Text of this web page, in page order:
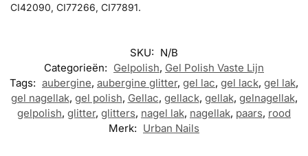
CI42090, CI77266, CI77891.
SKU: N/B
Categorieën: Gelpolish, Gel Polish Vaste Lijn
Tags: aubergine, aubergine glitter, gel lac, gel lack, gel lak,
gel nagellak, gel polish, Gellac, gellack, gellak, gelnagellak,
gelpolish, glitter, glitters, nagel lak, nagellak, paars, rood
Merk: Urban Nails